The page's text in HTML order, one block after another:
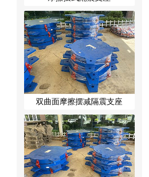
双曲面摩擦摆减隔震支座